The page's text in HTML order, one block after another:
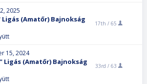
2025
Ligás (Amatőr) Bajnokság
17th / 65
15, 2024
Ligás (Amatőr) Bajnokság
33rd / 63